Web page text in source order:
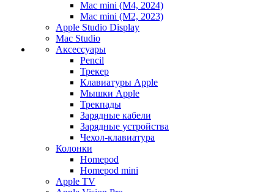
Mac mini (M4, 2024)
Mac mini (M2, 2023)
Apple Studio Display
Mac Studio
Аксессуары
Pencil
Трекер
Клавиатуры Apple
Мышки Apple
Трекпады
Зарядные кабели
Зарядные устройства
Чехол-клавиатура
Колонки
Homepod
Homepod mini
Apple TV